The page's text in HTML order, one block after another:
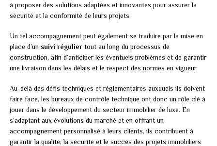
à proposer des solutions adaptées et innovantes pour assurer la
sécurité et la conformité de leurs projets.
Un tel accompagnement peut également se traduire par la mise en
place d’un suivi régulier tout au long du processus de
construction, afin d’anticiper les éventuels problèmes et de garantir
une livraison dans les délais et le respect des normes en vigueur.
Au-delà des défis techniques et réglementaires auxquels ils doivent
faire face, les bureaux de contrôle technique ont donc un rôle clé à
jouer dans le développement du secteur immobilier de luxe. En
s’adaptant aux évolutions du marché et en offrant un
accompagnement personnalisé à leurs clients, ils contribuent à
garantir la qualité, la sécurité et le succès des projets immobiliers